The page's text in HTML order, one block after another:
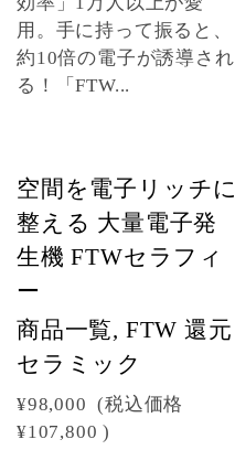
用。手に持って振ると、
約10倍の電子が誘導され
る！「FTW...
SOLD OUT
空間を電子リッチに
整える 大量電子発
生機 FTWセラフィ
ー
商品一覧, FTW 還元
セラミック
¥98,000 (税込価格
¥107,800 )